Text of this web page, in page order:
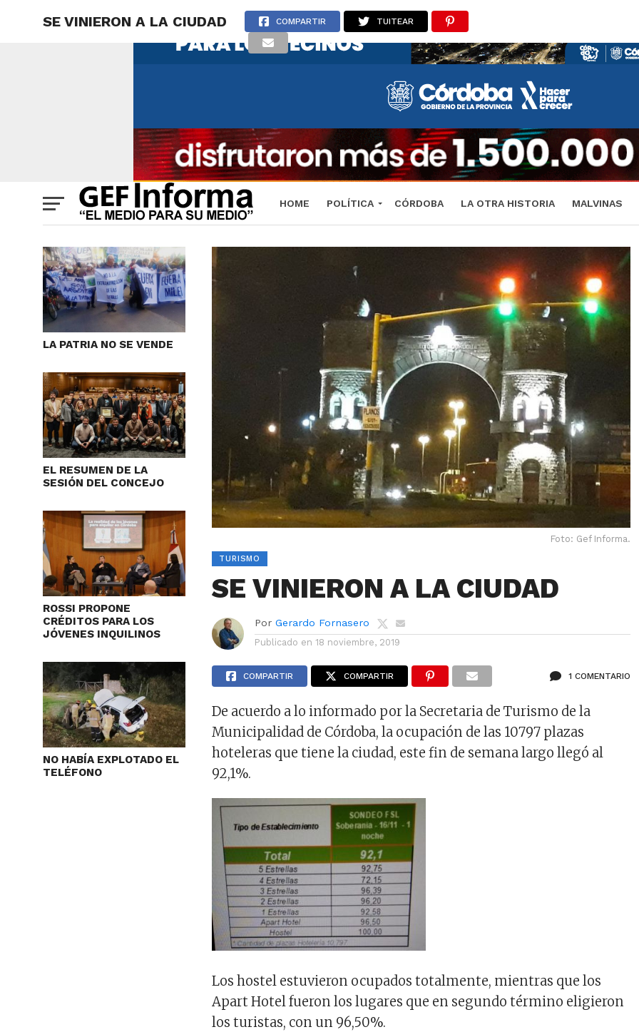
HOME POLÍTICA CÓRDOBA LA OTRA HISTORIA MALVINAS
SE VINIERON A LA CIUDAD COMPARTIR TUITEAR
LA PATRIA NO SE VENDE
EL RESUMEN DE LA
SESIÓN DEL CONCEJO
ROSSI PROPONE
CRÉDITOS PARA LOS
JÓVENES INQUILINOS
NO HABÍA EXPLOTADO EL
TELÉFONO
Foto: Gef Informa.
TURISMO
SE VINIERON A LA CIUDAD
Por Gerardo Fornasero
Publicado en 18 noviembre, 2019
COMPARTIR COMPARTIR 1 COMENTARIO
De acuerdo a lo informado por la Secretaria de Turismo de la
Municipalidad de Córdoba, la ocupación de las 10797 plazas
hoteleras que tiene la ciudad, este fin de semana largo llegó al
92,1%.
Los hostel estuvieron ocupados totalmente, mientras que los
Apart Hotel fueron los lugares que en segundo término eligieron
los turistas, con un 96,50%.